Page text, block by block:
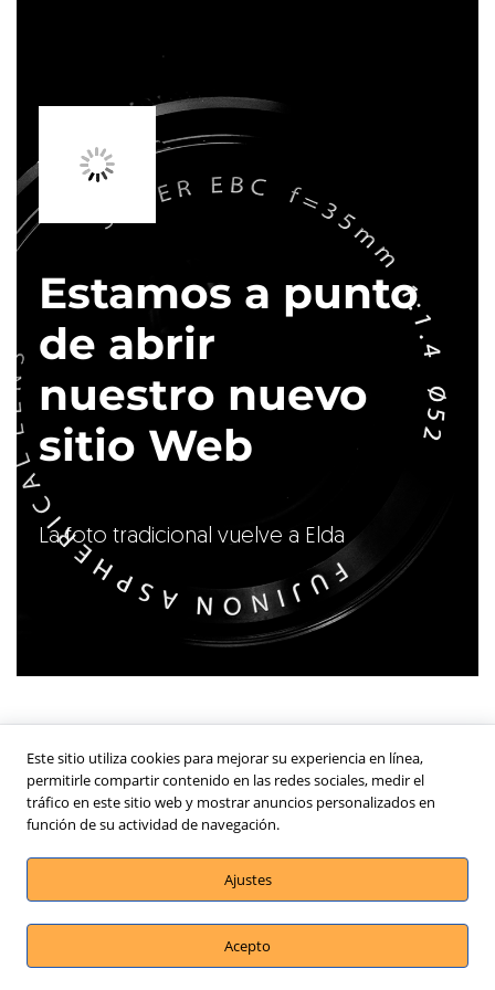
Estamos a punto
de abrir
nuestro nuevo
sitio Web
La foto tradicional vuelve a Elda
Este sitio utiliza cookies para mejorar su experiencia en línea,
permitirle compartir contenido en las redes sociales, medir el
tráfico en este sitio web y mostrar anuncios personalizados en
función de su actividad de navegación.
Ajustes
Acepto